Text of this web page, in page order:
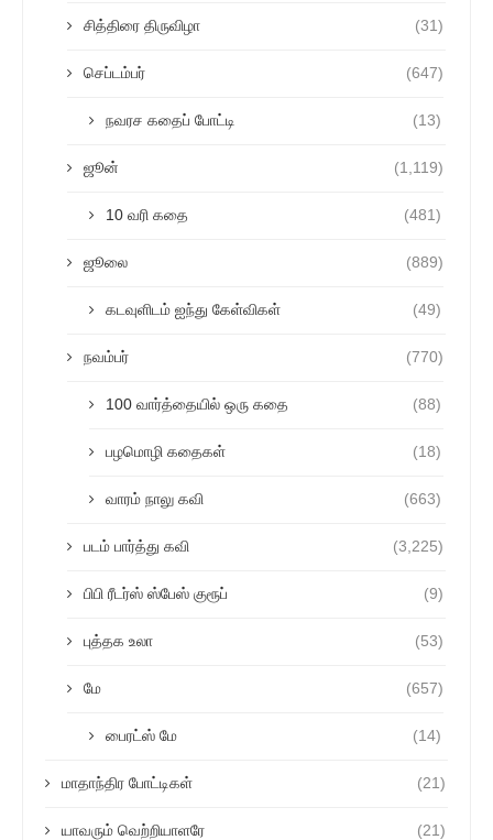
சித்திரை திருவிழா (31)
செப்டம்பர் (647)
நவரச கதைப் போட்டி (13)
ஜூன் (1,119)
10 வரி கதை (481)
ஜூலை (889)
கடவுளிடம் ஐந்து கேள்விகள் (49)
நவம்பர் (770)
100 வார்த்தையில் ஒரு கதை (88)
பழமொழி கதைகள் (18)
வாரம் நாலு கவி (663)
படம் பார்த்து கவி (3,225)
பிபி ரீடர்ஸ் ஸ்பேஸ் குரூப் (9)
புத்தக உலா (53)
மே (657)
பைரட்ஸ் மே (14)
மாதாந்திர போட்டிகள் (21)
யாவரும் வெற்றியாளரே (21)